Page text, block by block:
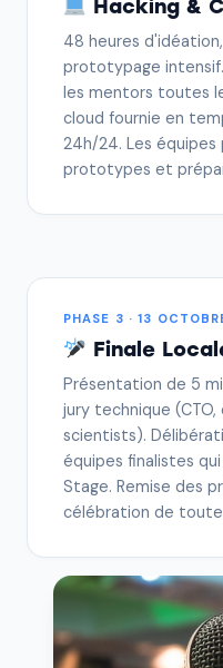
Hacking &
48 heures
prototypage
les mentors toutes
cloud fournie en
24h/24. Les équipes
prototypes et
PHASE 3 · 13
Finale
Présentation de 5
jury technique
scientists).
équipes finalistes
Stage. Remise des
célébration de